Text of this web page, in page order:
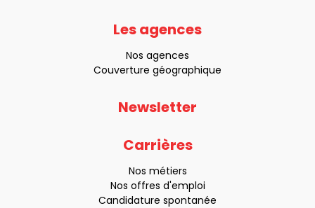
Les agences
Nos agences
Couverture géographique
Newsletter
Carrières
Nos métiers
Nos offres d'emploi
Candidature spontanée